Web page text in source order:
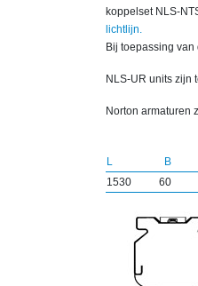
koppelset NLS-
lichtlijn.
Bij toepassing
NLS-UR units zijn
Norton armaturen
L B
1530
60